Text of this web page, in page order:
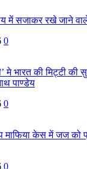
में सजाकर रखे जाने वाले
0
मे भारत की मिट्टी
पाण्डेय
0
माफिया केस में जज को
0